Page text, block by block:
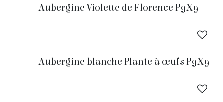
Aubergine Violette de Florence P9X9
Aubergine blanche Plante à œufs P9X9